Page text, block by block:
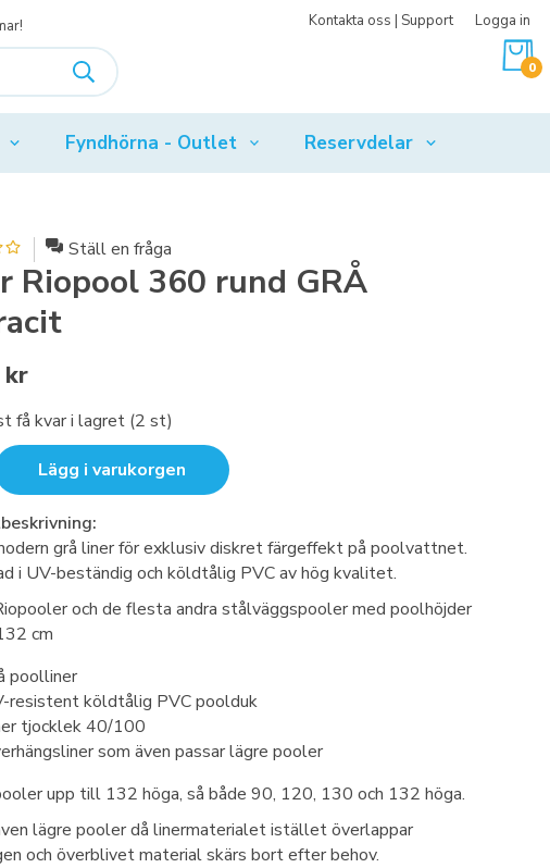
Kontakta oss | Support Logga in
0
Fyndhörna - Outlet Reservdelar
Ställ en fråga
Riopool 360 rund GRÅ
kr
få kvar i lagret (2 st)
Lägg i varukorgen
grå liner för exklusiv diskret färgeffekt på poolvattnet.
i UV-beständig och köldtålig PVC av hög kvalitet.
och de flesta andra stålväggspooler med poolhöjder
cm
poolliner
resistent köldtålig PVC poolduk
tjocklek 40/100
som även passar lägre pooler
upp till 132 höga, så både 90, 120, 130 och 132 höga.
lägre pooler då linermaterialet istället överlappar
och överblivet material skärs bort efter behov.